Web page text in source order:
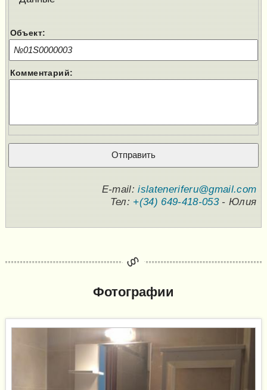
Объект:
Комментарий:
E-mail:islateneriferu@gmail.com
Тел: +(34) 649-418-053- Юлия
Фотографии